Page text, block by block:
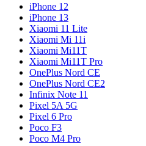
iPhone 12
iPhone 13
Xiaomi 11 Lite
Xiaomi Mi 11i
Xiaomi Mi11T
Xiaomi Mi11T Pro
OnePlus Nord CE
OnePlus Nord CE2
Infinix Note 11
Pixel 5A 5G
Pixel 6 Pro
Poco F3
Poco M4 Pro